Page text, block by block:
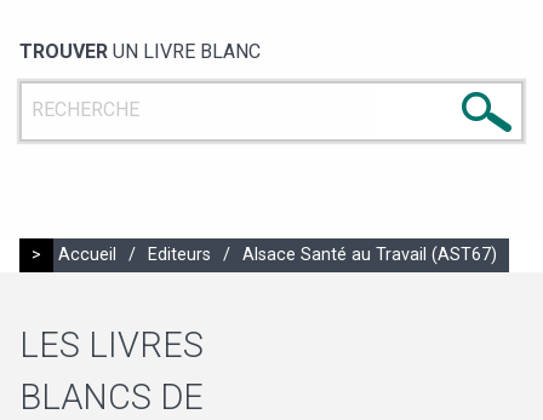
TROUVER UN LIVRE BLANC
> Accueil / Editeurs / Alsace Santé au Travail (AST67)
LES LIVRES
BLANCS DE